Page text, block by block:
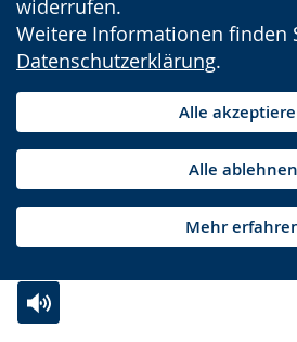
widerrufen.
Weitere Informationen finden
Datenschutzerklärung.
Alle
Alle ablehnen
Mehr